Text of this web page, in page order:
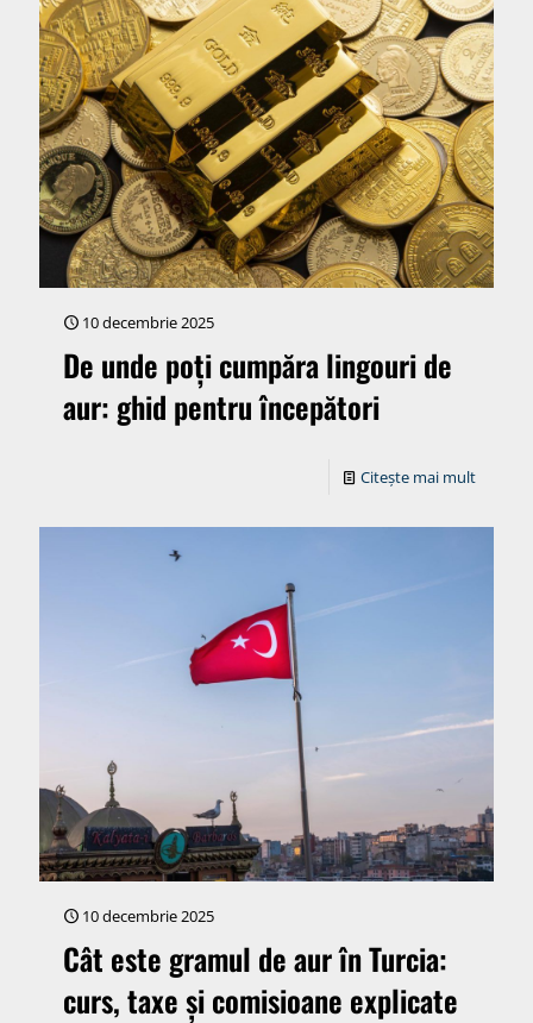
10 decembrie 2025
De unde poți cumpăra lingouri de
aur: ghid pentru începători
Citește mai mult
10 decembrie 2025
Cât este gramul de aur în Turcia:
curs, taxe și comisioane explicate